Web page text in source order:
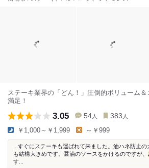
ステーキ業界の「どん！」圧倒的ボリューム
満足！
3.05 54 人 383 人
￥1,000～￥1,999 ～￥999
...すぐにステーキも運ばれて来ました。油ハネ防止
も結構大きめです。醤油のソースをかけるのですが、
す...